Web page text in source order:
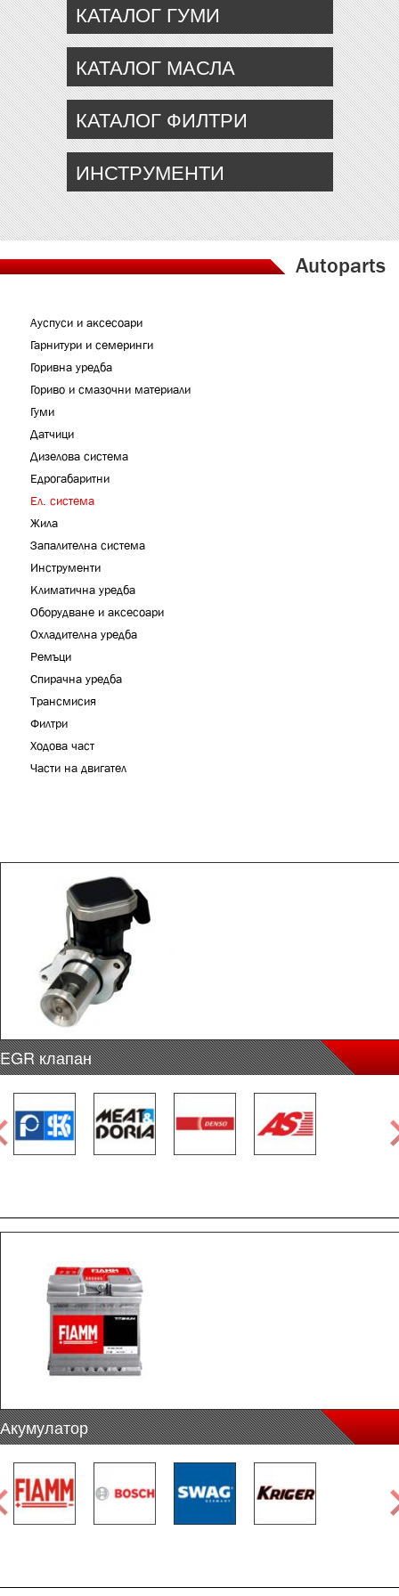
КАТАЛОГ ГУМИ
КАТАЛОГ МАСЛА
КАТАЛОГ ФИЛТРИ
ИНСТРУМЕНТИ
Autoparts
Ауспуси и аксесоари
Гарнитури и семеринги
Горивна уредба
Гориво и смазочни материали
Гуми
Датчици
Дизелова система
Едрогабаритни
Ел. система
Жила
Запалителна система
Инструменти
Климатична уредба
Оборудване и аксесоари
Охладителна уредба
Ремъци
Спирачна уредба
Трансмисия
Филтри
Ходова част
Части на двигател
EGR клапан
Акумулатор